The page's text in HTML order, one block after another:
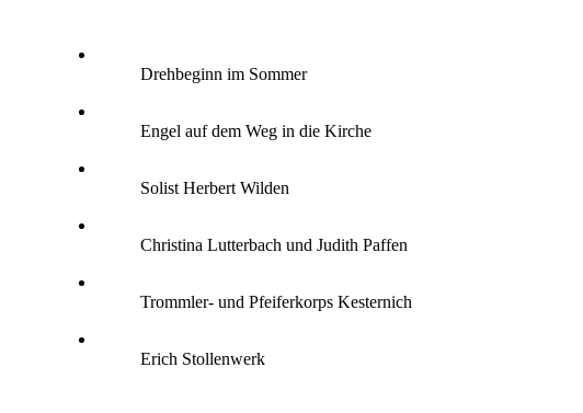
Drehbeginn im Sommer
Engel auf dem Weg in die Kirche
Solist Herbert Wilden
Christina Lutterbach und Judith Paffen
Trommler- und Pfeiferkorps Kesternich
Erich Stollenwerk